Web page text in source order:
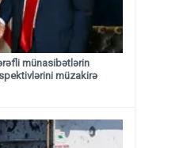
münasibətlərin
müzakirə